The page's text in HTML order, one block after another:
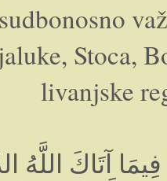
Stoca,
livanjske
آتَاكَ اللَّهُ